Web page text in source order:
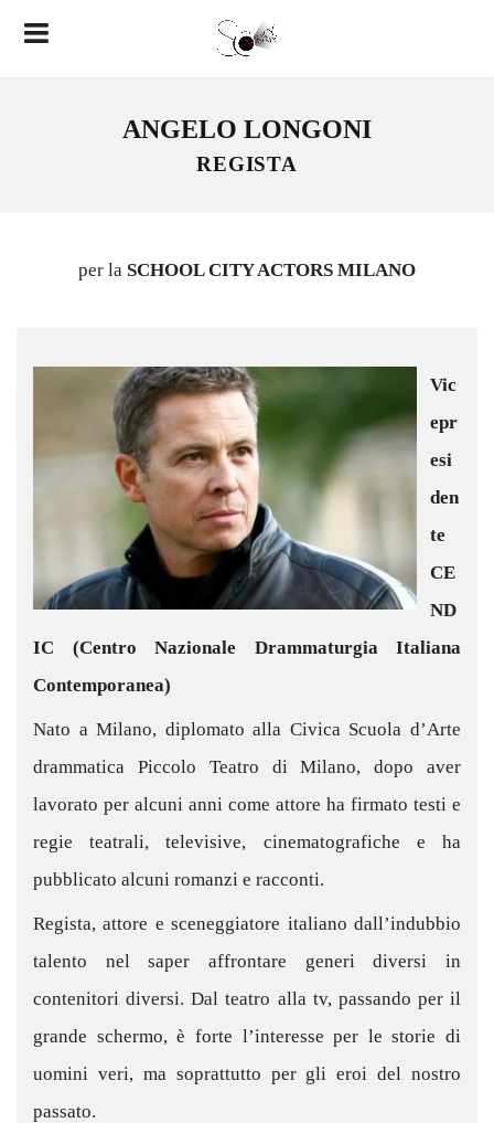
ANGELO LONGONI
REGISTA
per la SCHOOL CITY ACTORS MILANO
Vic
epr
esi
den
te
CE
ND
IC (Centro Nazionale Drammaturgia Italiana
Contemporanea)
Nato a Milano, diplomato alla Civica Scuola d’Arte
drammatica Piccolo Teatro di Milano, dopo aver
lavorato per alcuni anni come attore ha firmato testi e
regie teatrali, televisive, cinematografiche e ha
pubblicato alcuni romanzi e racconti.
Regista, attore e sceneggiatore italiano dall’indubbio
talento nel saper affrontare generi diversi in
contenitori diversi. Dal teatro alla tv, passando per il
grande schermo, è forte l’interesse per le storie di
uomini veri, ma soprattutto per gli eroi del nostro
passato.